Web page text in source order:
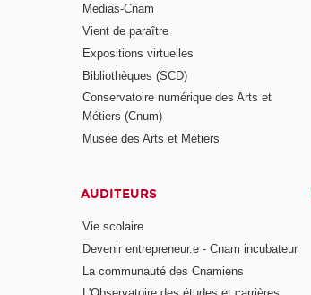
Medias-Cnam
Vient de paraître
Expositions virtuelles
Bibliothèques (SCD)
Conservatoire numérique des Arts et
Métiers (Cnum)
Musée des Arts et Métiers
AUDITEURS
Vie scolaire
Devenir entrepreneur.e - Cnam incubateur
La communauté des Cnamiens